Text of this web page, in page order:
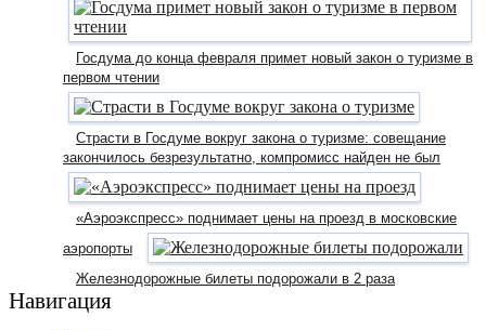
Госдума до конца февраля примет новый закон о туризме в
первом чтении
Страсти в Госдуме вокруг закона о туризме: совещание
закончилось безрезультатно, компромисс найден не был
«Аэроэкспресс» поднимает цены на проезд в московские
аэропорты
Железнодорожные билеты подорожали в 2 раза
Навигация